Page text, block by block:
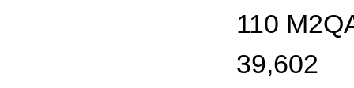
110
39,602